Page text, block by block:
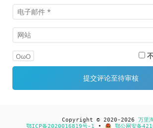
OωO
Copyright © 2020-2026 万里
鄂ICP备2020016819号-1 •
鄂公网安备